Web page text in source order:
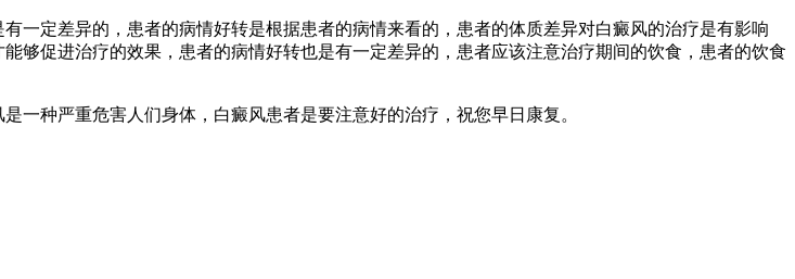
一定差异的，患者的病情好转是根据患者的病情来看的，患者的体质差异对白癜风的治疗是有影响
够促进治疗的效果，患者的病情好转也是有一定差异的，患者应该注意治疗期间的饮食，患者的饮食
一种严重危害人们身体，白癜风患者是要注意好的治疗，祝您早日康复。